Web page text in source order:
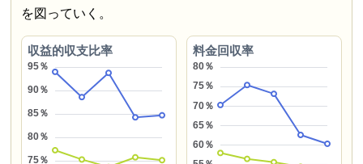
を図っていく。
収益的収支比率 料金回収率